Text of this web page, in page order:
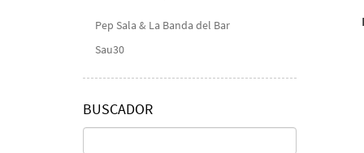
Pep Sala & La Banda del Bar
Sau30
BUSCADOR